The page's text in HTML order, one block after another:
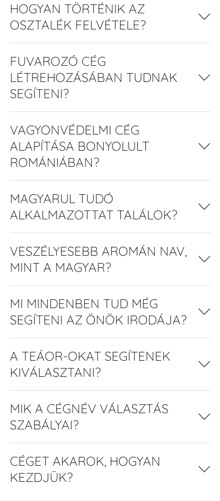
HOGYAN TÖRTÉNIK AZ
OSZTALÉK FELVÉTELE?
FUVAROZÓ CÉG
LÉTREHOZÁSÁBAN TUDNAK
SEGÍTENI?
VAGYONVÉDELMI CÉG
ALAPÍTÁSA BONYOLULT
ROMÁNIÁBAN?
MAGYARUL TUDÓ
ALKALMAZOTTAT TALÁLOK?
VESZÉLYESEBB AROMÁN NAV,
MINT A MAGYAR?
MI MINDENBEN TUD MÉG
SEGÍTENI AZ ÖNÖK IRODÁJA?
A TEÁOR-OKAT SEGÍTENEK
KIVÁLASZTANI?
MIK A CÉGNÉV VÁLASZTÁS
SZABÁLYAI?
CÉGET AKAROK, HOGYAN
KEZDJÜK?